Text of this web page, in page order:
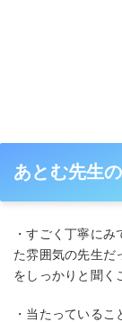
あとむ先生
・すごく丁寧に
た雰囲気の先生だ
をしっかりと聞く
・当たっている